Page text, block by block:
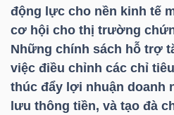
động lực cho nền kinh tế
cơ hội cho thị trường
Những chính sách hỗ trợ
việc điều chỉnh các chỉ
thúc đẩy lợi nhuận doanh
lưu thông tiền, và tạo đà
BẤT
ĐỘNG
SẢN